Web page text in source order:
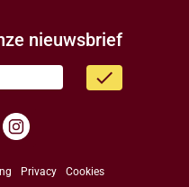
nieuwsbrief
done
Privacy Cookies